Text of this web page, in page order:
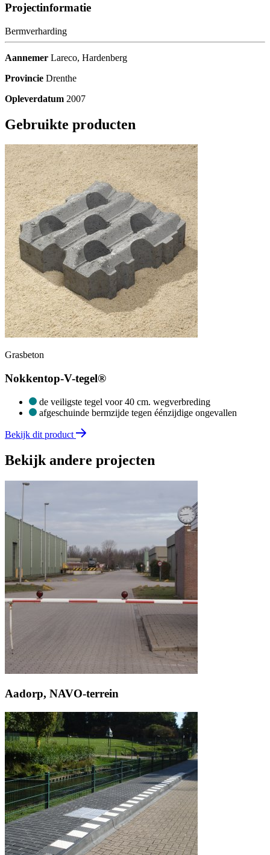
Projectinformatie
Bermverharding
Aannemer Lareco, Hardenberg
Provincie Drenthe
Opleverdatum 2007
Gebruikte producten
Grasbeton
Nokkentop-V-tegel®
de veiligste tegel voor 40 cm. wegverbreding
afgeschuinde bermzijde tegen éénzijdige ongevallen
Bekijk dit product
Bekijk andere projecten
Aadorp, NAVO-terrein